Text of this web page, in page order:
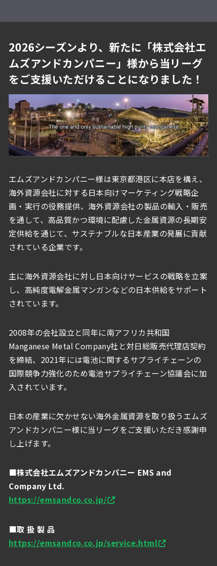
2026シーズンより、新たに「株式会社エ
ムズアンドカンパニー」様から当リーグ
をご支援いただけることになりました！
エムズアンドカンパニー様は東京都港区に本店を構え、
海外資源会社に対する日本向けマーケティング戦略企
画・実行の役務提供、海外資源会社の製品の輸入・販売
を通して、高品質かつ環境に配慮した金属資源の長期安
定供給を通じて、サステナブルな日本産業の発展に貢献
されている企業です。
主に海外資源会社に対し日本向けサービスの戦略を立案
し、高純度電解金属マンガンなどの日本供給をサポート
されています。
2008年の会社設立と同年に南アフリカ共和国
Manganese Metal Company社と対日総販売代理店契約
を締結、2021年には電池に関するサプライチェーンの
国際競争力強化のため電池サプライチェーン協議会に加
入されています。
日本の産業に欠かせない海外金属資源を取り扱うエムズ
アンドカンパニー様に当リーグをご支援いただき感謝申
し上げます。
■株式会社エムズアンドカンパニー EMS and
Company Ltd.
https://emsandco.co.jp/
■取 扱 製 品
https://emsandco.co.jp/service.html